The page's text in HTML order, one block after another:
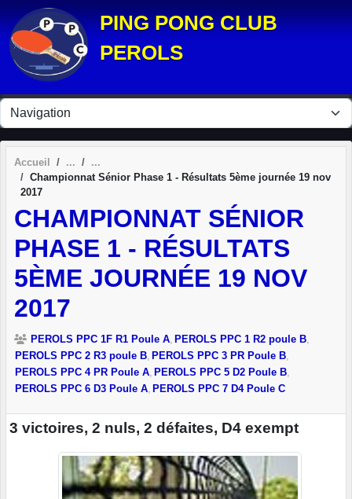
PING PONG CLUB
PEROLS
Accueil
Championnat Sénior Phase 1 - Résultats 5ème journée 19 nov
2017
CHAMPIONNAT SÉNIOR
PHASE 1 - RÉSULTATS
5ÈME JOURNÉE 19 NOV
2017
PEROLS PPC 1F R1 Poule A PEROLS PPC 1 R2 poule B
PEROLS PPC 2 R3 poule B PEROLS PPC 3 PR Poule B
PEROLS PPC 4 PR Poule A PEROLS PPC 5 D2 Poule B
PEROLS PPC 6 D3 Poule A PEROLS PPC 7 D4 Poule C
3 victoires, 2 nuls, 2 défaites, D4 exempt
Panneau de gestion des cookies